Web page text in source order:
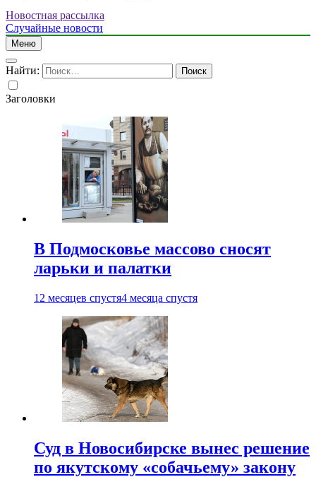
Новостная рассылка
Случайные новости
Меню
Найти:
Заголовки
В Подмосковье массово сносят
ларьки и палатки
12 месяцев спустя4 месяца спустя
Суд в Новосибирске вынес решение
по якутскому «собачьему» закону